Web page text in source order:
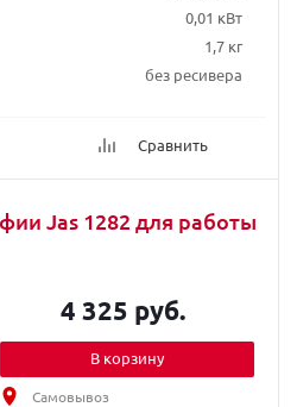
0,01 кВт
1,7 кг
без ресивера
Сравнить
Jas 1282 для работы
4 325 руб.
В корзину
Самовывоз